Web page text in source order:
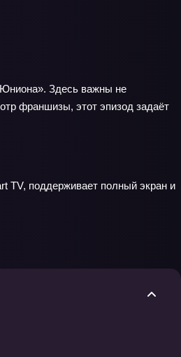
Здесь важны не
франшизы, этот эпизод задаёт
TV, поддерживает полный экран и